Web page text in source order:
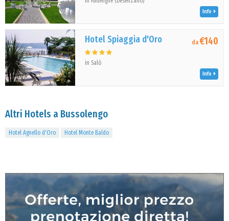
Info
Hotel Spiaggia d'Oro
in Salò
da€140
Info
Altri Hotels a Bussolengo
Hotel Agnello d'Oro Hotel Monte Baldo